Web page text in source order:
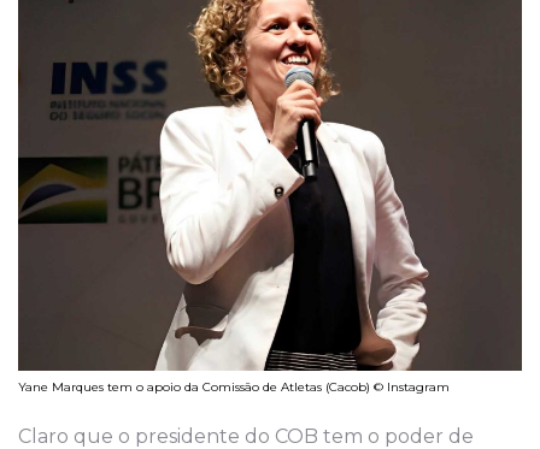
Yane Marques tem o apoio da Comissão de Atletas (Cacob) © Instagram
Claro que o presidente do COB tem o poder de